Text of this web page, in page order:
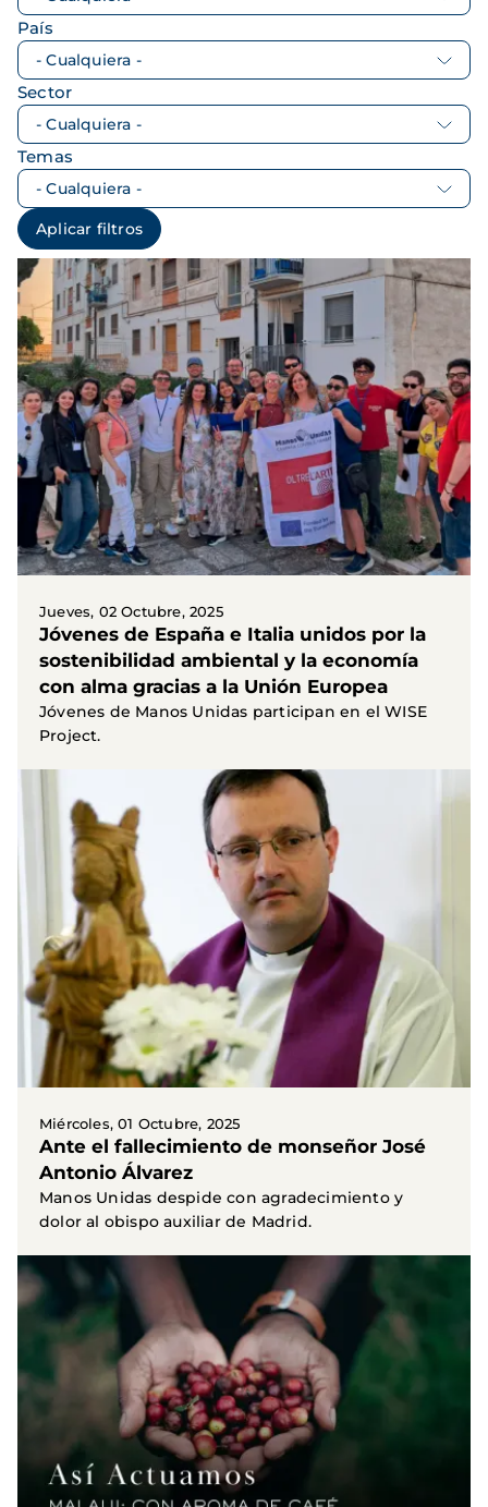
País
Sector
Temas
Jueves, 02 Octubre, 2025
Jóvenes de España e Italia unidos por la
sostenibilidad ambiental y la economía
con alma gracias a la Unión Europea
Jóvenes de Manos Unidas participan en el WISE
Project.
Miércoles, 01 Octubre, 2025
Ante el fallecimiento de monseñor José
Antonio Álvarez
Manos Unidas despide con agradecimiento y
dolor al obispo auxiliar de Madrid.